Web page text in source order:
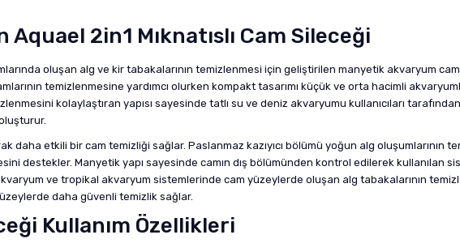
2in1 Mıknatıslı Cam Sileceği
oluşan alg ve kir tabakalarının temizlenmesi için geliştirilen manyetik akvaryum
temizlenmesine yardımcı olurken kompakt tasarımı küçük ve orta hacimli
kolaylaştıran yapısı sayesinde tatlı su ve deniz akvaryumu kullanıcıları
daha etkili bir cam temizliği sağlar. Paslanmaz kazıyıcı bölümü yoğun alg oluşumlarının
destekler. Manyetik yapı sayesinde camın dış bölümünden kontrol edilerek kullanılan
ve tropikal akvaryum sistemlerinde cam yüzeylerde oluşan alg tabakalarının
daha güvenli temizlik sağlar.
Kullanım Özellikleri